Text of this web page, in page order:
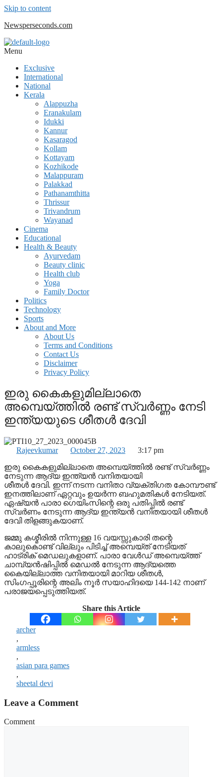
Skip to content
Newsperseconds.com
Menu
Exclusive
International
National
Kerala
Alappuzha
Eranakulam
Idukki
Kannur
Kasaragod
Kollam
Kottayam
Kozhikode
Malappuram
Palakkad
Pathanamthitta
Thrissur
Trivandrum
Wayanad
Cinema
Educational
Health & Beauty
Ayurvedam
Beauty clinic
Health club
Yoga
Family Doctor
Politics
Technology
Sports
About and More
About Us
Terms and Conditions
Contact Us
Disclaimer
Privacy Policy
ഇരു കൈകളുമില്ലാതെ
അമ്പെയ്ത്തില്‍ രണ്ട് സ്വര്‍ണ്ണം നേടി
ഇന്ത്യയുടെ ശീതള്‍ ദേവി
Rajeevkumar October 27, 2023
3:17 pm
ഇരു കൈകളുമില്ലാതെ അമ്പെയ്ത്തില്‍ രണ്ട് സ്വര്‍ണ്ണം
നേടുന്ന ആദ്യ ഇന്ത്യന്‍ വനിതയായി
ശീതള്‍ ദേവി. ഇന്ന് നടന്ന വനിതാ വ്യക്തിഗത കോമ്പൗണ്ട്
ഇനത്തിലാണ് ഏറ്റവും ഉയര്‍ന്ന ബഹുമതികള്‍ നേടിയത്.
ഏഷ്യന്‍ പാരാ ഗെയിംസിന്റെ ഒരു പതിപ്പില്‍ രണ്ട്
സ്വര്‍ണം നേടുന്ന ആദ്യ ഇന്ത്യന്‍ വനിതയായി ശീതള്‍
ദേവി തിളങ്ങുകയാണ്.
ജമ്മു കശ്മീരില്‍ നിന്നുള്ള 16 വയസ്സുകാരി തന്റെ
കാലുകൊണ്ട് വില്ലും പിടിച്ച് അമ്പെയ്ത് നേടിയത്
ഹാട്രിക് മെഡലുകളാണ്. പാരാ വേള്‍ഡ് അമ്പെയ്ത്ത്
ചാമ്പ്യന്‍ഷിപ്പില്‍ മെഡല്‍ നേടുന്ന ആദ്യത്തെ
കൈയില്ലാത്ത വനിതയായി മാറിയ ശീതള്‍,
സിംഗപ്പൂരിന്റെ അലിം നൂര്‍ സയാഹിദയെ 144-142 നാണ്
പരാജയപ്പെടുത്തിയത്.
Share this Article
archer
,
armless
,
asian para games
,
sheetal devi
Leave a Comment
Comment